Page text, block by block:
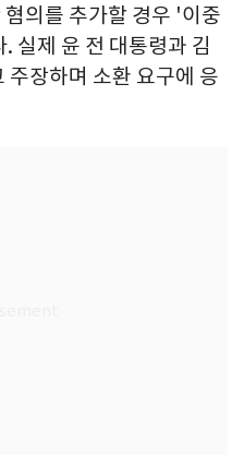
의를 추가할 경우 '이중
실제 윤 전 대통령과 김
주장하며 소환 요구에 응